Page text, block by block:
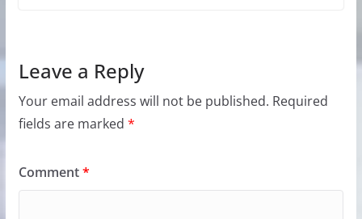
Leave a Reply
Your email address will not be published. Required
fields are marked *
Comment*